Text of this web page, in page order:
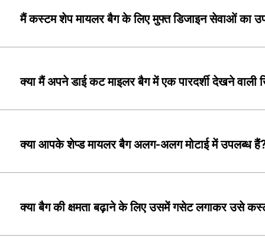
मैं कस्टम शेप मायलर बैग के लिए मुफ्त डिजाइन सेवाओं का
क्या मैं अपने डाई कट माइलर बैग में एक पारदर्शी देखने
क्या आपके शेप्ड मायलर बैग अलग-अलग मोटाई में उपलब्ध
क्या बैग की क्षमता बढ़ाने के लिए उसमें गसेट लगाकर उसे